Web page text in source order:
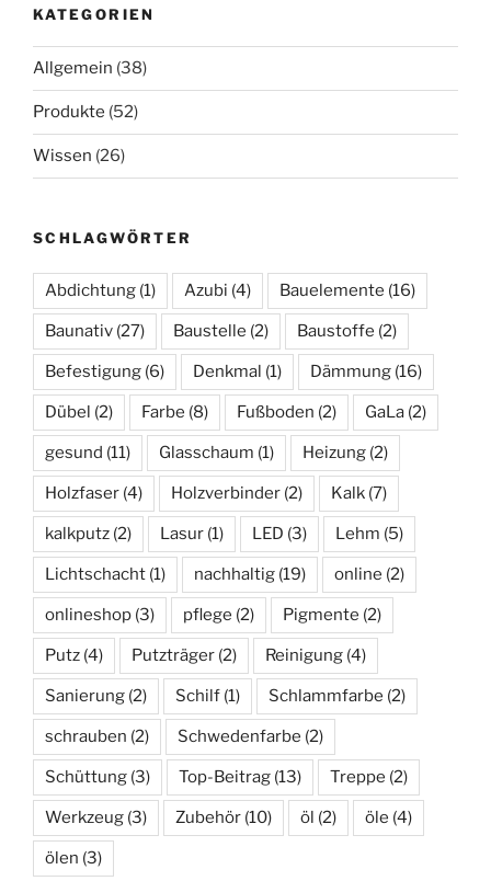
KATEGORIEN
Allgemein (38)
Produkte (52)
Wissen (26)
SCHLAGWÖRTER
Abdichtung (1) Azubi (4) Bauelemente (16)
Baunativ (27) Baustelle (2) Baustoffe (2)
Befestigung (6) Denkmal (1) Dämmung (16)
Dübel (2) Farbe (8) Fußboden (2) GaLa (2)
gesund (11) Glasschaum (1) Heizung (2)
Holzfaser (4) Holzverbinder (2) Kalk (7)
kalkputz (2) Lasur (1) LED (3) Lehm (5)
Lichtschacht (1) nachhaltig (19) online (2)
onlineshop (3) pflege (2) Pigmente (2)
Putz (4) Putzträger (2) Reinigung (4)
Sanierung (2) Schilf (1) Schlammfarbe (2)
schrauben (2) Schwedenfarbe (2)
Schüttung (3) Top-Beitrag (13) Treppe (2)
Werkzeug (3) Zubehör (10) öl (2) öle (4)
ölen (3)